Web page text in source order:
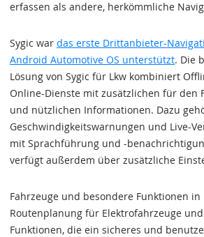
erfassen als andere, herkömmliche
Sygic war das erste Drittanbieter-
Android Automotive OS unterstützt. Die
Lösung von Sygic für Lkw kombiniert
Online-Dienste mit zusätzlichen für den
und nützlichen Informationen. Dazu
Geschwindigkeitswarnungen und Live-
mit Sprachführung und -
verfügt außerdem über zusätzliche
Fahrzeuge und besondere Funktionen in
Routenplanung für Elektrofahrzeuge
Funktionen, die ein sicheres und